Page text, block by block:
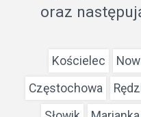
oraz
Kościelec
Częstochowa